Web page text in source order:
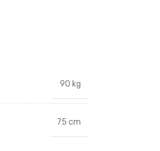
90 kg
75 cm